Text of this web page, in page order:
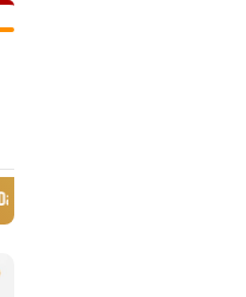
Nomor AHU-